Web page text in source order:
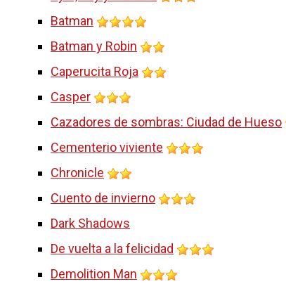
Batman
Batman y Robin
Caperucita Roja
Casper
Cazadores de sombras: Ciudad de Hueso
Cementerio viviente
Chronicle
Cuento de invierno
Dark Shadows
De vuelta a la felicidad
Demolition Man